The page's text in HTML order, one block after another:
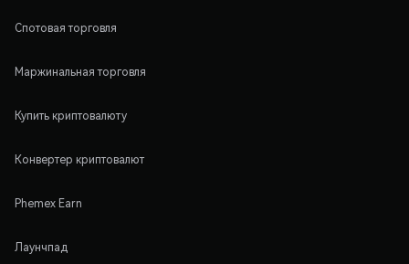
Спотовая торговля
Маржинальная торговля
Купить криптовалюту
Конвертер криптовалют
Phemex Earn
Лаунчпад